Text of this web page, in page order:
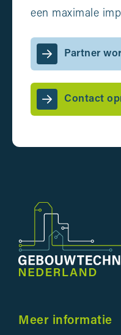
een maximale
Partner
Contact
Meer informatie